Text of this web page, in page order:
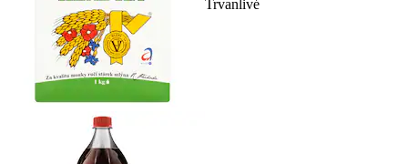
Trvanlivé